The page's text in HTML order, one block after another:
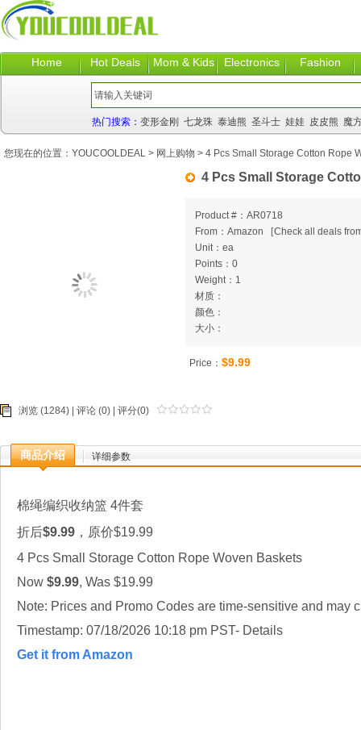
Home Hot Deals Mom & Kids Electronics Fashion
热门搜索： 变形金刚 七龙珠 泰迪熊 圣斗士 娃娃 皮皮熊 魔
4 Pcs Small Storage
Product #：AR0718
From：Amazon
[Check all deals
Unit：ea
Points：0
Weight：1
材质：
颜色：
大小：
Price： $9.99
浏览 (1284) | 评论 (0) | 评分(0)
商品介绍 详细参数
棉绳编织收纳篮 4件套
折后$9.99 ，原价$19.99
4 Pcs Small Storage Cotton Rope Woven Baskets
Now $9.99, Was $19.99
Note: Prices and Promo Codes are time-sensitive and may
Timestamp: 07/18/2026 10:18 pm PST- Details
Get it from Amazon
您现在的位置： YOUCOOLDEAL > 网上购物 > 4 Pcs Small Storage Cotton Rope